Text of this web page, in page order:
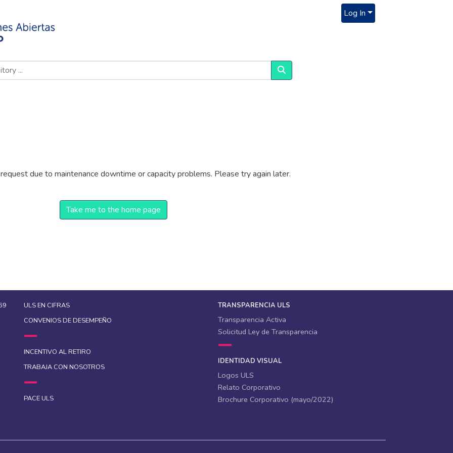
Log In
due to maintenance downtime or capacity problems. Please try again later.
Take me to the home page
ULS EN CIFRAS
CONVENIOS DE DESEMPEÑO
INCENTIVO AL RETIRO
TRABAJA CON NOSOTROS
PACE ULS
TRANSPARENCIA ULS
Transparencia Activa
Solicitud Ley de Transparencia
IDENTIDAD VISUAL
Logos ULS
Relato Corporativo
Brochure Corporativo (mayo/2022)